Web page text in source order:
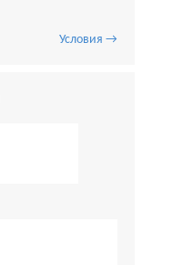
Условия →